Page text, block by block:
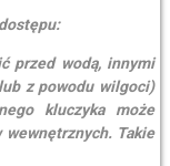
przed wodą, innymi
z powodu wilgoci)
kluczyka może
Takie